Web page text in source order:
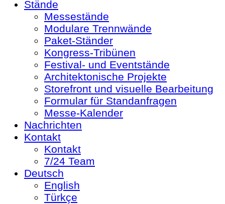
Stände
Messestände
Modulare Trennwände
Paket-Ständer
Kongress-Tribünen
Festival- und Eventstände
Architektonische Projekte
Storefront und visuelle Bearbeitung
Formular für Standanfragen
Messe-Kalender
Nachrichten
Kontakt
Kontakt
7/24 Team
Deutsch
English
Türkçe